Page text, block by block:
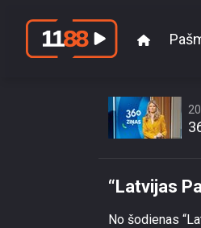
“Latvijas
No šodienas